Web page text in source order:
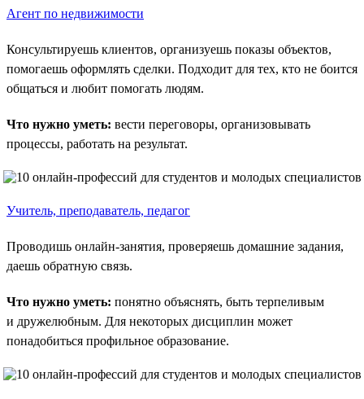
Агент по недвижимости
Консультируешь клиентов, организуешь показы объектов,
помогаешь оформлять сделки. Подходит для тех, кто не боится
общаться и любит помогать людям.
Что нужно уметь: вести переговоры, организовывать
процессы, работать на результат.
Учитель, преподаватель, педагог
Проводишь онлайн-занятия, проверяешь домашние задания,
даешь обратную связь.
Что нужно уметь: понятно объяснять, быть терпеливым
и дружелюбным. Для некоторых дисциплин может
понадобиться профильное образование.